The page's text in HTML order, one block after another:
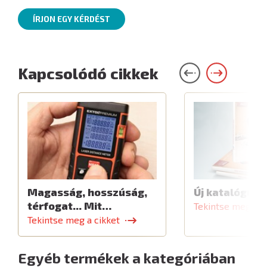
ÍRJON EGY KÉRDÉST
Kapcsolódó cikkek
Magasság, hosszúság,
térfogat... Mit…
Tekintse meg a cikket
Új katalógus
Tekintse meg a
Egyéb termékek a kategóriában